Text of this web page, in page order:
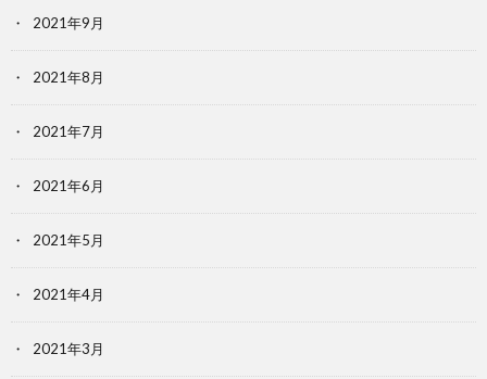
2021年9月
2021年8月
2021年7月
2021年6月
2021年5月
2021年4月
2021年3月